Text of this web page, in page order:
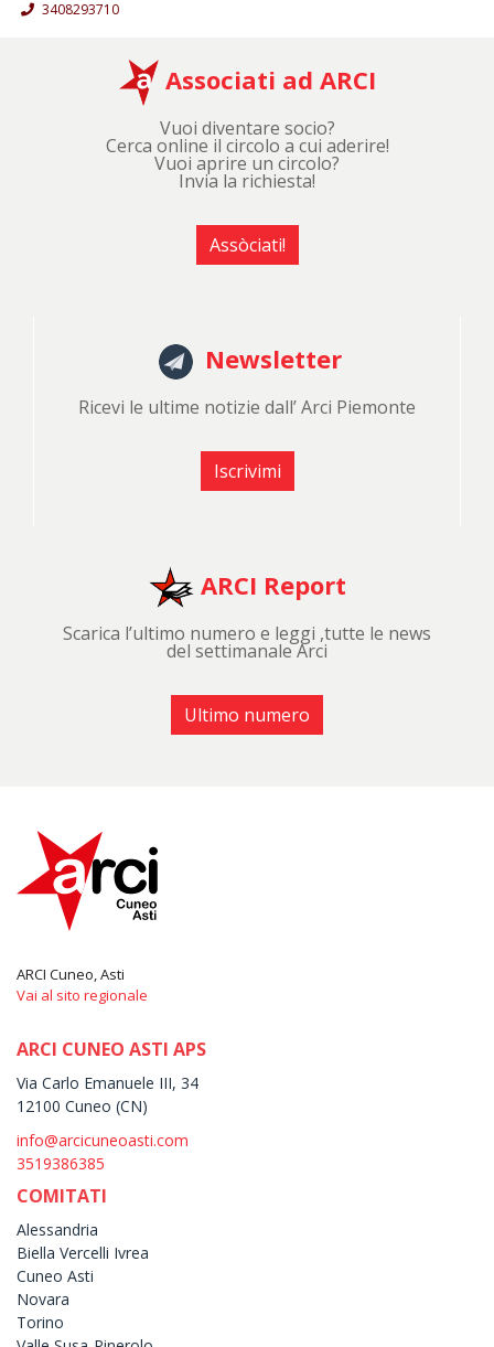
3408293710
Associati ad ARCI
Vuoi diventare socio?
Cerca online il circolo a cui aderire!
Vuoi aprire un circolo?
Invia la richiesta!
Assòciati!
Newsletter
Ricevi le ultime notizie dall’ Arci Piemonte
Iscrivimi
ARCI Report
Scarica l’ultimo numero e leggi ,tutte le news
del settimanale Arci
Ultimo numero
ARCI Cuneo, Asti
Vai al sito regionale
ARCI CUNEO ASTI APS
Via Carlo Emanuele III, 34
12100 Cuneo (CN)
info@arcicuneoasti.com
3519386385
COMITATI
Alessandria
Biella Vercelli Ivrea
Cuneo Asti
Novara
Torino